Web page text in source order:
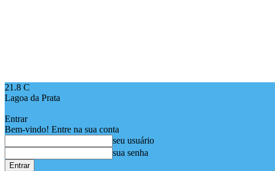
21.8 C
Lagoa da Prata
Entrar
Bem-vindo! Entre na sua conta
seu usuário
sua senha